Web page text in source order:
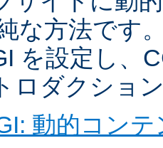
な方法です
を設定し、
ロダクショ
動的コンテ